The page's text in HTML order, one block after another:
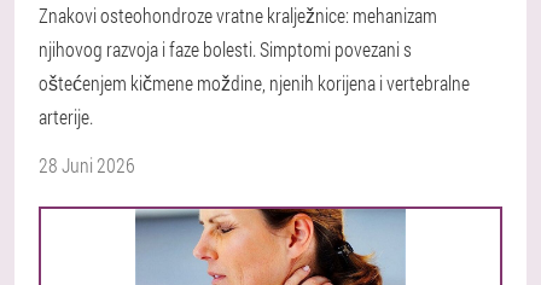
Znakovi osteohondroze vratne kralježnice: mehanizam
njihovog razvoja i faze bolesti. Simptomi povezani s
oštećenjem kičmene moždine, njenih korijena i vertebralne
arterije.
28 Juni 2026